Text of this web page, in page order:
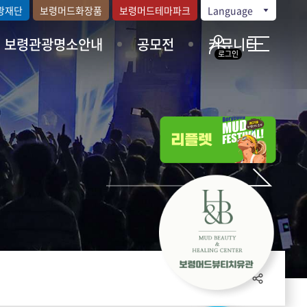
보령관광명소안내 공모전 커뮤니티
재단 보령머드화장품 보령머드테마파크 Language
로그인